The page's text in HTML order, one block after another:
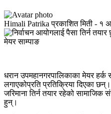
Himali Patrika प्रकाशित मिती - १
धरान उपमहानगरपालिकाका मेयर हर्क
लगाएकोप्रति प्रतिक्रिया दिएका
जरिमाना तिर्न तयार रहेको
हुन्।